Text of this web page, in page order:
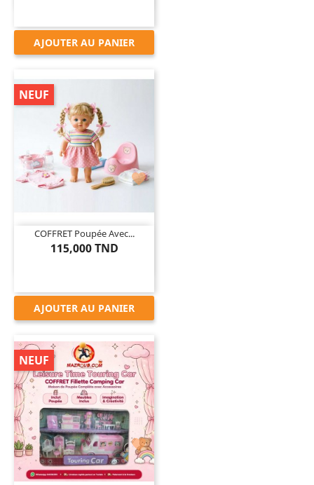
AJOUTER AU PANIER

COFFRET Poupée Avec...
115,000 TND
NEUF
AJOUTER AU PANIER

NEUF